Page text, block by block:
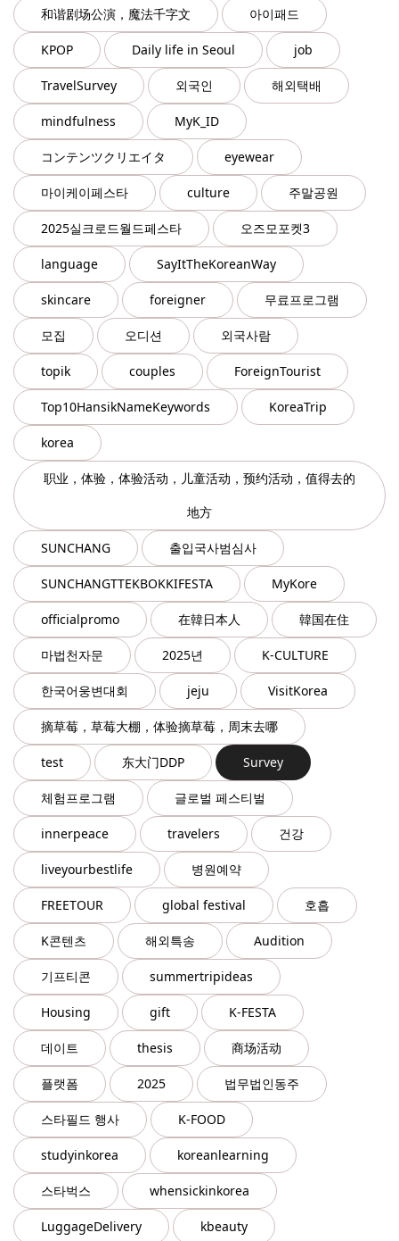
和谐剧场公演，魔法千字文 아이패드
KPOP Daily life in Seoul job
TravelSurvey 외국인 해외택배
mindfulness MyK_ID
コンテンツクリエイタ eyewear
마이케이페스타 culture 주말공원
2025실크로드월드페스타 오즈모포켓3
language SayItTheKoreanWay
skincare foreigner 무료프로그램
모집 오디션 외국사람
topik couples ForeignTourist
Top10HansikNameKeywords KoreaTrip
korea
职业，体验，体验活动，儿童活动，预约活动，值得去的
地方
SUNCHANG 출입국사범심사
SUNCHANGTTEKBOKKIFESTA MyKore
officialpromo 在韓日本人 韓国在住
마법천자문 2025년 K-CULTURE
한국어웅변대회 jeju VisitKorea
摘草莓，草莓大棚，体验摘草莓，周末去哪
test 东大门DDP Survey
체험프로그램 글로벌 페스티벌
innerpeace travelers 건강
liveyourbestlife 병원예약
FREETOUR global festival 호흡
K콘텐츠 해외특송 Audition
기프티콘 summertripideas
Housing gift K-FESTA
데이트 thesis 商场活动
플랫폼 2025 법무법인동주
스타필드 행사 K-FOOD
studyinkorea koreanlearning
스타벅스 whensickinkorea
LuggageDelivery kbeauty